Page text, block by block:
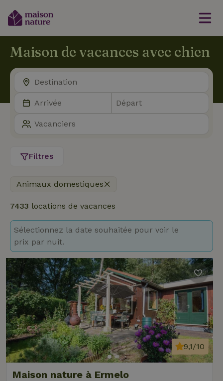
Maison de vacances avec chien
Filtres
Animaux domestiques
7433 locations de vacances
Sélectionnez la date souhaitée pour voir le
prix par nuit.
Maison nature à Ermelo
9,1/10